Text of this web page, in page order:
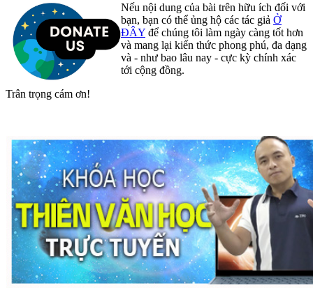
Nếu nội dung của bài trên hữu ích đối với
bạn, bạn có thể ủng hộ các tác giả Ở
ĐÂY để chúng tôi làm ngày càng tốt hơn
và mang lại kiến thức phong phú, đa dạng
và - như bao lâu nay - cực kỳ chính xác
tới cộng đồng.
Trân trọng cám ơn!